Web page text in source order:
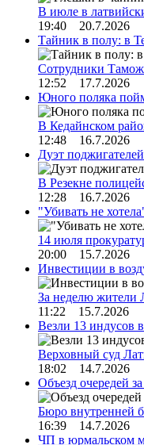
В июле в
19:40 20.7.2026
Тайник в полу: в
Сотрудники
12:52 17.7.2026
Юного поляка
В Кедайнском
12:48 16.7.2026
Дуэт
В Резекне
12:28 16.7.2026
"Убивать не
14 июля
20:00 15.7.2026
Инвестиции в
За неделю жители
11:22 15.7.2026
Везли 13 индусов
Верховный суд
18:02 14.7.2026
Объезд очередей
Бюро внутренней
16:39 14.7.2026
ЧП в юрмальском